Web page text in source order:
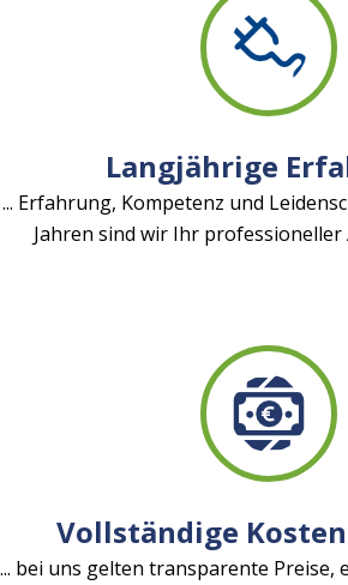
Langjährige
... Erfahrung, Kompetenz und
Jahren sind wir Ihr
Vollständige
... bei uns gelten transparente Preise,